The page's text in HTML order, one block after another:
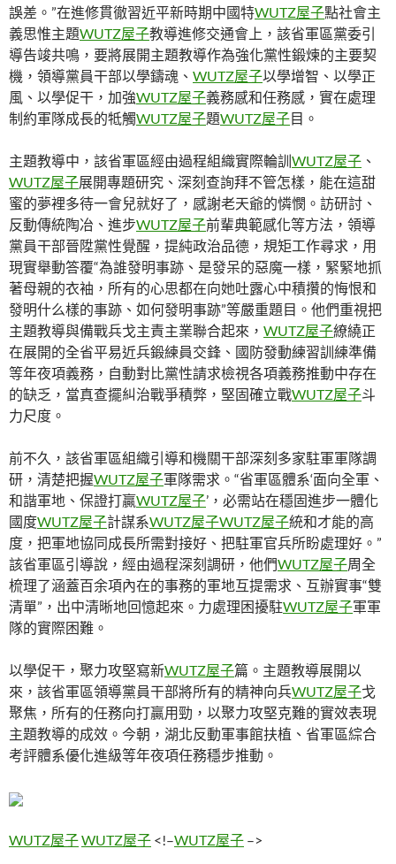
誤差。”在進修貫徹習近平新時期中國特WUTZ屋子點社會主
義思惟主題WUTZ屋子教導進修交通會上，該省軍區黨委引
導告竣共鳴，要將展開主題教導作為強化黨性鍛煉的主要契
機，領導黨員干部以學鑄魂、 WUTZ屋子以學增智、以學正
風、以學促干，加強WUTZ屋子義務感和任務感，實在處理
制約軍隊成長的牴觸WUTZ屋子題WUTZ屋子目。
主題教導中，該省軍區經由過程組織實際輪訓WUTZ屋子 、
WUTZ屋子展開專題研究、深刻查詢拜不管怎樣，能在這甜
蜜的夢裡多待一會兒就好了，感謝老天爺的憐憫。訪研討、
反動傳統陶冶、進步WUTZ屋子前輩典範感化等方法，領導
黨員干部晉陞黨性覺醒，提純政治品德，規矩工作尋求，用
現實舉動答覆“為誰發明事跡、是發呆的惡魔一樣，緊緊地抓
著母親的衣袖，所有的心思都在向她吐露心中積攢的悔恨和
發明什么樣的事跡、如何發明事跡”等嚴重題目。他們重視把
主題教導與備戰兵戈主責主業聯合起來， WUTZ屋子繚繞正
在展開的全省平易近兵鍛練員交鋒、國防發動練習訓練準備
等年夜項義務，自動對比黨性請求檢視各項義務推動中存在
的缺乏，當真查擺糾治戰爭積弊，堅固確立戰WUTZ屋子斗
力尺度。
前不久，該省軍區組織引導和機關干部深刻多家駐軍軍隊調
研，清楚把握WUTZ屋子軍隊需求。“省軍區體系‘面向全軍、
和諧軍地、保證打贏WUTZ屋子’，必需站在穩固進步一體化
國度WUTZ屋子計謀系WUTZ屋子WUTZ屋子統和才能的高
度，把軍地協同成長所需對接好、把駐軍官兵所盼處理好。”
該省軍區引導說，經由過程深刻調研，他們WUTZ屋子周全
梳理了涵蓋百余項內在的事務的軍地互提需求、互辦實事“雙
清單”，出中清晰地回憶起來。力處理困擾駐WUTZ屋子軍軍
隊的實際困難。
以學促干，聚力攻堅寫新WUTZ屋子篇。主題教導展開以
來，該省軍區領導黨員干部將所有的精神向兵WUTZ屋子戈
聚焦，所有的任務向打贏用勁，以聚力攻堅克難的實效表現
主題教導的成效。今朝，湖北反動軍事館扶植、省軍區綜合
考評體系優化進級等年夜項任務穩步推動。
WUTZ屋子WUTZ屋子 <!–WUTZ屋子 –>